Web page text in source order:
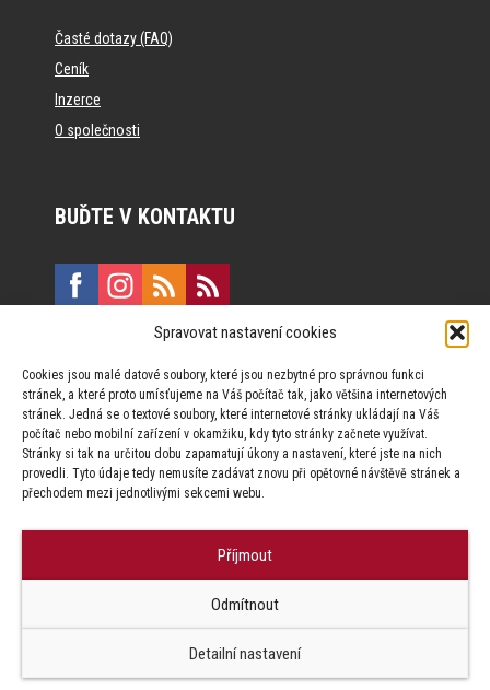
Spravovat nastavení cookies
Cookies jsou malé datové soubory, které jsou nezbytné pro správnou funkci
stránek, a které proto umísťujeme na Váš počítač tak, jako většina internetových
stránek. Jedná se o textové soubory, které internetové stránky ukládají na Váš
počítač nebo mobilní zařízení v okamžiku, kdy tyto stránky začnete využívat.
Stránky si tak na určitou dobu zapamatují úkony a nastavení, které jste na nich
provedli. Tyto údaje tedy nemusíte zadávat znovu při opětovné návštěvě stránek a
přechodem mezi jednotlivými sekcemi webu.
Příjmout
Odmítnout
Detailní nastavení
Časté dotazy (FAQ)
Ceník
Inzerce
O společnosti
BUĎTE V KONTAKTU
Vinohradská 190, 130 00 Praha 3
Za publikovaný obsah odpovídají jednotliví autoři.
Factory s.r.o. zapovězeno.